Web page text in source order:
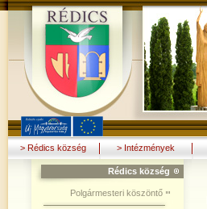
> Rédics község > Intézmények
Rédics község
Polgármesteri köszöntő